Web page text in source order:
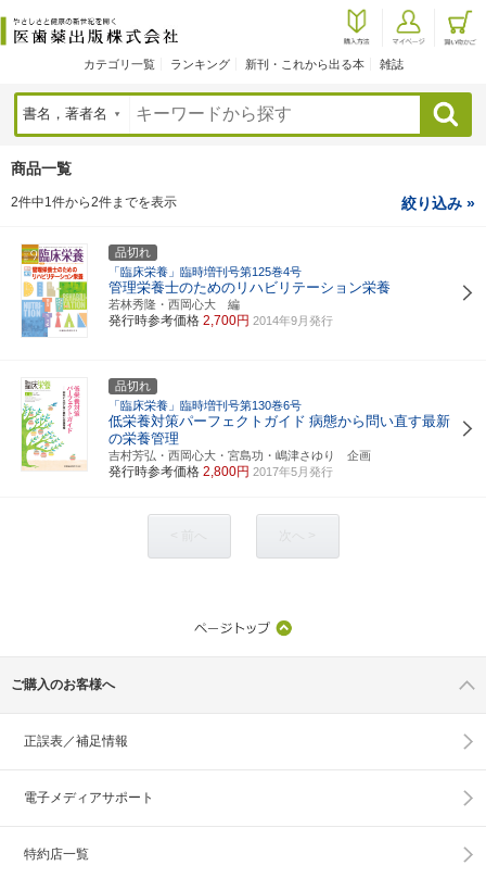
カテゴリ一覧 ランキング 新刊・これから出る本 雑誌
検索
商品一覧
2件中1件から2件までを表示 絞り込み »
品切れ
「臨床栄養」臨時増刊号第125巻4号
管理栄養士のためのリハビリテーション栄養
若林秀隆・西岡心大 編
発行時参考価格 2,700円 2014年9月発行
品切れ
「臨床栄養」臨時増刊号第130巻6号
低栄養対策パーフェクトガイド 病態から問い直す最新
の栄養管理
吉村芳弘・西岡心大・宮島功・嶋津さゆり 企画
発行時参考価格 2,800円 2017年5月発行
ご購入のお客様へ
正誤表／補足情報
電子メディアサポート
特約店一覧